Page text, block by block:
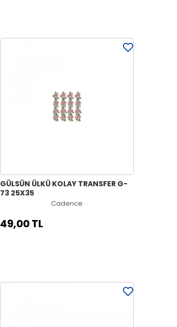
GÜLSÜN ÜLKÜ KOLAY TRANSFER G-
73 25X35
Cadence
49,00 TL